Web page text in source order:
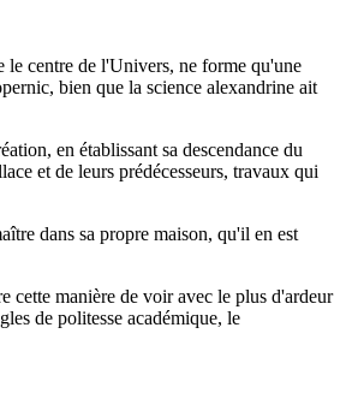
le centre de l'Univers, ne forme qu'une
bien que la science alexandrine ait
en établissant sa descendance du
et de leurs prédécesseurs, travaux qui
dans sa propre maison, qu'il en est
cette manière de voir avec le plus d'ardeur
de politesse académique, le